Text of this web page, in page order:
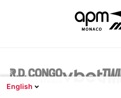
English